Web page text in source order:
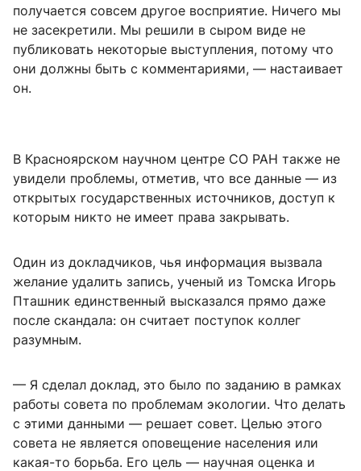
получается совсем другое восприятие. Ничего мы
не засекретили. Мы решили в сыром виде не
публиковать некоторые выступления, потому что
они должны быть с комментариями, — настаивает
он.
В Красноярском научном центре СО РАН также не
увидели проблемы, отметив, что все данные — из
открытых государственных источников, доступ к
которым никто не имеет права закрывать.
Один из докладчиков, чья информация вызвала
желание удалить запись, ученый из Томска Игорь
Пташник единственный высказался прямо даже
после скандала: он считает поступок коллег
разумным.
— Я сделал доклад, это было по заданию в рамках
работы совета по проблемам экологии. Что делать
с этими данными — решает совет. Целью этого
совета не является оповещение населения или
какая-то борьба. Его цель — научная оценка и